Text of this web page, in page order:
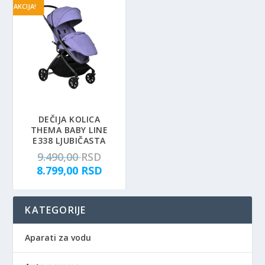
AKCIJA!
DEČIJA KOLICA
THEMA BABY LINE
E338 LJUBIČASTA
9.490,00RSD
r
g
n
l
8.799,00 RSDT
e
u
n
KATEGORIJE
Aparati za vodu